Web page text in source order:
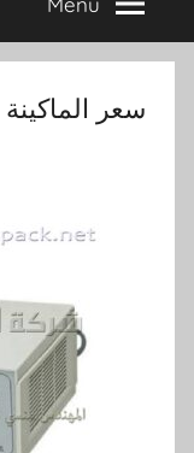
سعر الماكينة